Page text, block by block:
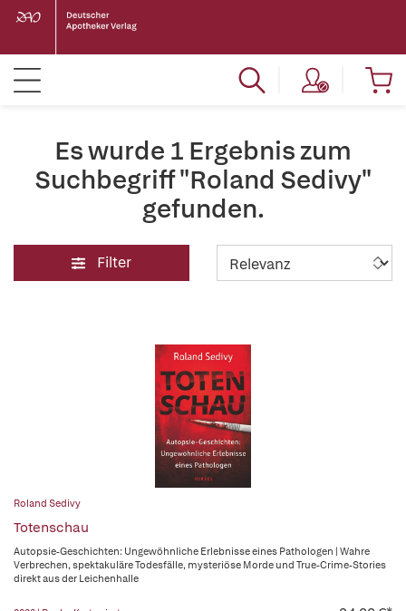
Es wurde 1 Ergebnis zum
Suchbegriff "Roland Sedivy"
gefunden.
Filter
Roland Sedivy
Totenschau
Autopsie-Geschichten: Ungewöhnliche Erlebnisse eines Pathologen | Wahre
Verbrechen, spektakuläre Todesfälle, mysteriöse Morde und True-Crime-Stories
direkt aus der Leichenhalle